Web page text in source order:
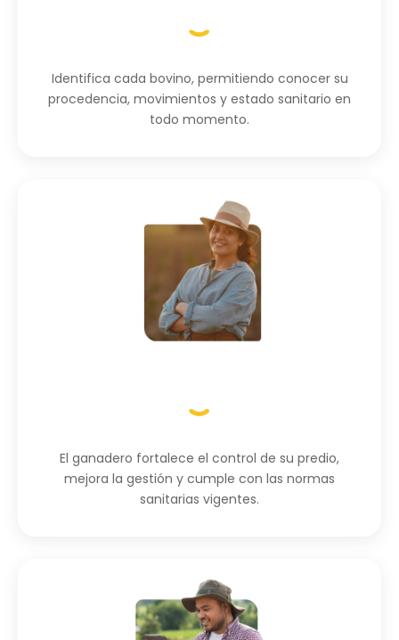
Identifica cada bovino, permitiendo conocer su
procedencia, movimientos y estado sanitario en
todo momento.
El ganadero fortalece el control de su predio,
mejora la gestión y cumple con las normas
sanitarias vigentes.